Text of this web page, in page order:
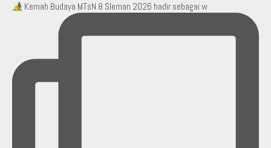
Kemah Budaya MTsN 8 Sleman 2026 hadir sebagai w